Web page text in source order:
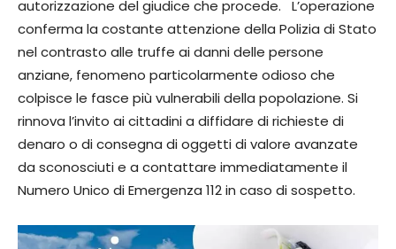
autorizzazione del giudice che procede. L’operazione
conferma la costante attenzione della Polizia di Stato
nel contrasto alle truffe ai danni delle persone
anziane, fenomeno particolarmente odioso che
colpisce le fasce più vulnerabili della popolazione. Si
rinnova l’invito ai cittadini a diffidare di richieste di
denaro o di consegna di oggetti di valore avanzate
da sconosciuti e a contattare immediatamente il
Numero Unico di Emergenza 112 in caso di sospetto.